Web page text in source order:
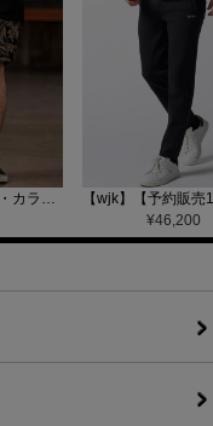
【予約販売サイズ・カラーにより納期異なる】【CAMBIO(カンビオ)】Gobelin Short Pants ショートパンツ(CAM25SS-002)
¥46,200